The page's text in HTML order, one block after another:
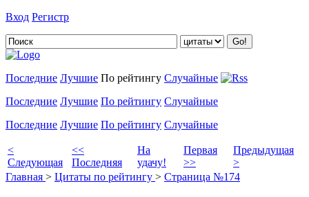
Вход Регистр
Последние Лучшие По рейтингу Случайные
Последние Лучшие По рейтингу Случайные
Последние Лучшие По рейтингу Случайные
<
Следующая
<<
Последняя
На
удачу!
Первая
>>
Предыдущая
>
Главная > Цитаты по рейтингу > Страница №174